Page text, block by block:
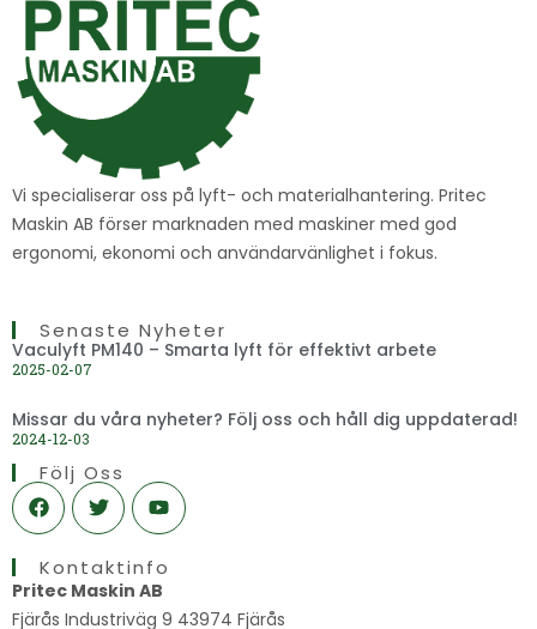
Vi specialiserar oss på lyft- och materialhantering. Pritec
Maskin AB förser marknaden med maskiner med god
ergonomi, ekonomi och användarvänlighet i fokus.
Senaste Nyheter
Vaculyft PM140 – Smarta lyft för effektivt arbete
2025-02-07
Missar du våra nyheter? Följ oss och håll dig uppdaterad!
2024-12-03
Följ Oss
F
a
c
b
o
o
T
w
i
t
e
r
Y
o
u
u
b
e
Kontaktinfo
Pritec Maskin AB
Fjärås Industriväg 9 43974 Fjärås